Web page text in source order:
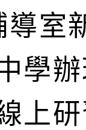
政風處
能透明
度全
」及修
年度
實施計
招)】
導室
學
上